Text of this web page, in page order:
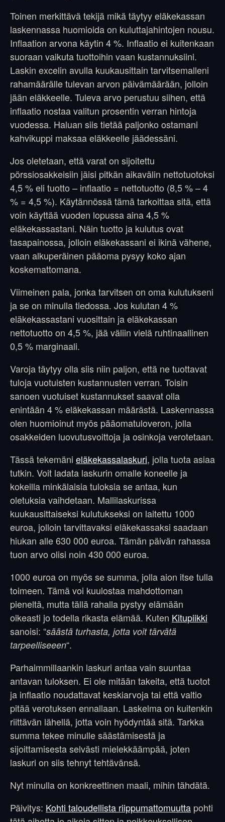
Toinen merkittävä tekijä mikä täytyy eläkekassan
laskennassa huomioida on kuluttajahintojen nousu.
Inflaation arvona käytin 4 %. Inflaatio ei kuitenkaan
suoraan vaikuta tuottoihin vaan kustannuksiini.
Laskin excelin avulla kuukausittain tarvitsemalleni
rahamäärälle tulevan arvon päivämäärään, jolloin
jään eläkkeelle. Tuleva arvo perustuu siihen, että
inflaatio nostaa valitun prosentin verran hintoja
vuodessa. Haluan siis tietää paljonko ostamani
kahvikuppi maksaa eläkkeelle jäädessäni.
Jos oletetaan, että varat on sijoitettu
pörssiosakkeisiin jäisi pitkän aikavälin nettotuotoksi
4,5 % eli tuotto – inflaatio = nettotuotto (8,5 % – 4
% = 4,5 %). Käytännössä tämä tarkoittaa sitä, että
voin käyttää vuoden lopussa aina 4,5 %
eläkekassastani. Näin tuotto ja kulutus ovat
tasapainossa, jolloin eläkekassani ei ikinä vähene,
vaan alkuperäinen pääoma pysyy koko ajan
koskemattomana.
Viimeinen pala, jonka tarvitsen on oma kulutukseni
ja se on minulla tiedossa. Jos kulutan 4 %
eläkekassastani vuosittain ja eläkekassan
nettotuotto on 4,5 %, jää väliin vielä ruhtinaallinen
0,5 % marginaali.
Varoja täytyy olla siis niin paljon, että ne tuottavat
tuloja vuotuisten kustannusten verran. Toisin
sanoen vuotuiset kustannukset saavat olla
enintään 4 % eläkekassan määrästä. Laskennassa
olen huomioinut myös pääomatuloveron, jolla
osakkeiden luovutusvoittoja ja osinkoja verotetaan.
Tässä tekemäni eläkekassalaskuri, jolla tuota asiaa
tutkin. Voit ladata laskurin omalle koneelle ja
kokeilla minkälaisia tuloksia se antaa, kun
oletuksia vaihdetaan. Mallilaskurissa
kuukausittaiseksi kulutukseksi on laitettu 1000
euroa, jolloin tarvittavaksi eläkekassaksi saadaan
hiukan alle 630 000 euroa. Tämän päivän rahassa
tuon arvo olisi noin 430 000 euroa.
1000 euroa on myös se summa, jolla aion itse tulla
toimeen. Tämä voi kuulostaa mahdottoman
pieneltä, mutta tällä rahalla pystyy elämään
oikeasti jo todella rikasta elämää. Kuten Kitupiikki
sanoisi: “säästä turhasta, jotta voit tärvätä
tarpeelliseeen“.
Parhaimmillaankin laskuri antaa vain suuntaa
antavan tuloksen. Ei ole mitään takeita, että tuotot
ja inflaatio noudattavat keskiarvoja tai että valtio
pitää verotuksen ennallaan. Laskelma on kuitenkin
riittävän lähellä, jotta voin hyödyntää sitä. Tarkka
summa tekee minulle säästämisestä ja
sijoittamisesta selvästi mielekkäämpää, joten
laskuri on siis tehnyt tehtävänsä.
Nyt minulla on konkreettinen maali, mihin tähdätä.
Päivitys: Kohti taloudellista riippumattomuutta pohti